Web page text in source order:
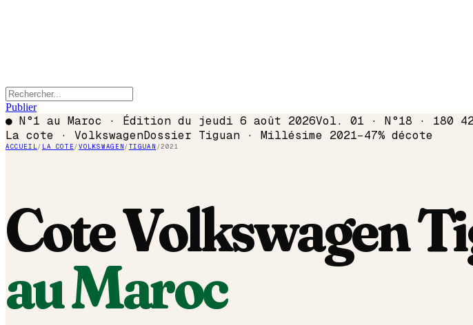
Publier
● N°1 au Maroc · Édition du jeudi 6 août 2026Vol. 01 · N°18 · 180
La cote · VolkswagenDossier Tiguan · Millésime 2021−47% décote
ACCUEIL/ LA COTE/VOLKSWAGEN/TIGUAN /2021
CoteVolkswagen
au Maroc